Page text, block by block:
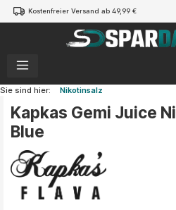
springen
Kostenfreier Versand ab 49,99 €
Sie sind hier: Nikotinsalz
Kapkas Gemi Juice
Blue